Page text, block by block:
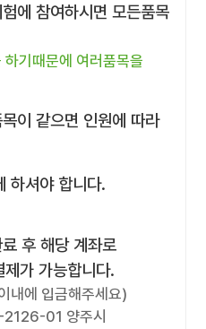
에 참여하시면 모든품목
기때문에 여러품목을
이 같으면 인원에 따라
하셔야 합니다.
후 해당 계좌로
가 가능합니다.
내에 입금해주세요)
01 양주시